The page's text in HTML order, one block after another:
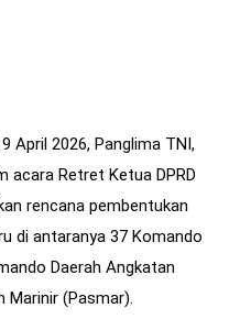
April 2026, Panglima TNI,
acara Retret Ketua DPRD
rencana pembentukan
di antaranya 37 Komando
Daerah Angkatan
Marinir (Pasmar).